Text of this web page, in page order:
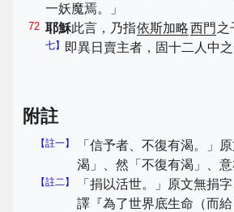
一妖魔焉。」
72 耶穌此言，乃指依斯加略西門 之
七】 即異日賣主者，固十二人中之
附註
【註一】
「信予者、不復有渴。」
渴」、然「不復有渴」、意
【註二】 「捐以活世。」原文無捐字
譯『為了世界底生命（而